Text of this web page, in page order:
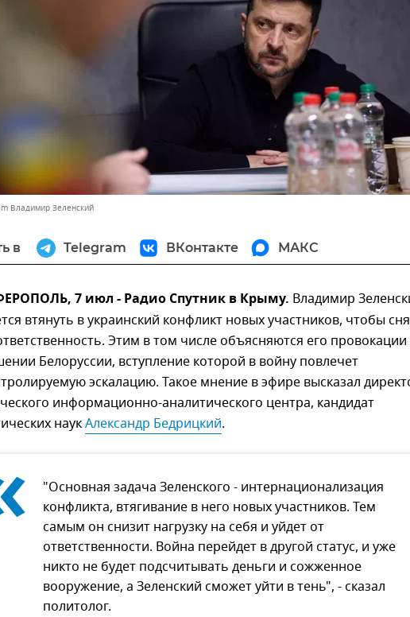
Владимир Зеленский
в Telegram ВКонтакте МАКС
7 июл - Радио Спутник в Крыму. Владимир
втянуть в украинский конфликт новых участников, чтобы
Этим в том числе объясняются его провокации
Белоруссии, вступление которой в войну повлечет
эскалацию. Такое мнение в эфире высказал
информационно-аналитического центра, кандидат
наукАлександр Бедрицкий.
"Основная задача Зеленского - интернационализация
конфликта, втягивание в него новых участников. Тем
самым он снизит нагрузку на себя и уйдет от
ответственности. Война перейдет в другой статус, и уже
никто не будет подсчитывать деньги и сожженное
вооружение, а Зеленский сможет уйти в тень", - сказал
политолог.